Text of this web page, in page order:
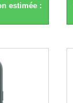
estimée :